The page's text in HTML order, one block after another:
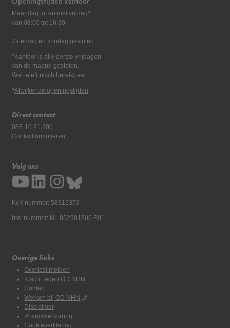
Maandag tot en met vrijdag*
van 08:00 tot 16:30
Zaterdag en zondag gesloten
*Kantoor is alle eerste vrijdagen
van de maand gesloten.
Wel telefonisch bereikbaar.
*Afwijkende openingstijden
Direct contact
088-10 21 300
Contactformulieren
Volg ons
KvK nummer: 58315373
btw-nummer: NL 852981806 B01
Overige links
Overlast melden
Klacht tegen OD NHN
Contact
Werken bij OD NHN
Disclaimer
Privacyverklaring
Cookieverklaring